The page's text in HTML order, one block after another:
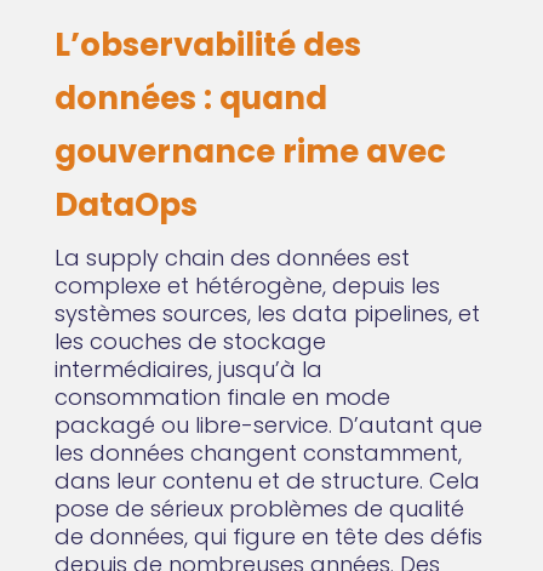
L’observabilité des
données : quand
gouvernance rime avec
DataOps
La supply chain des données est
complexe et hétérogène, depuis les
systèmes sources, les data pipelines, et
les couches de stockage
intermédiaires, jusqu’à la
consommation finale en mode
packagé ou libre-service. D’autant que
les données changent constamment,
dans leur contenu et de structure. Cela
pose de sérieux problèmes de qualité
de données, qui figure en tête des défis
depuis de nombreuses années. Des